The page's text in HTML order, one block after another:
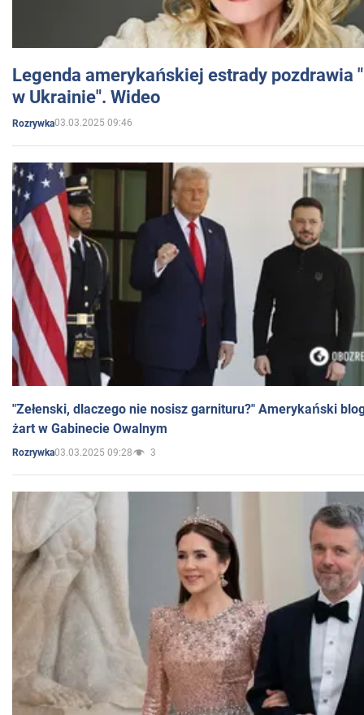
Legenda amerykańskiej estrady pozdrawia
w Ukrainie". Wideo
Rozrywka03.03.2025 09:46
"Zełenski, dlaczego nie nosisz garnituru?" Amerykański
żart w Gabinecie Owalnym
Rozrywka03.03.2025 09:28 3